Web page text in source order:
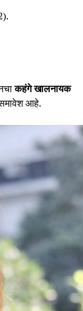
कहंगे खालनायक
आहे.